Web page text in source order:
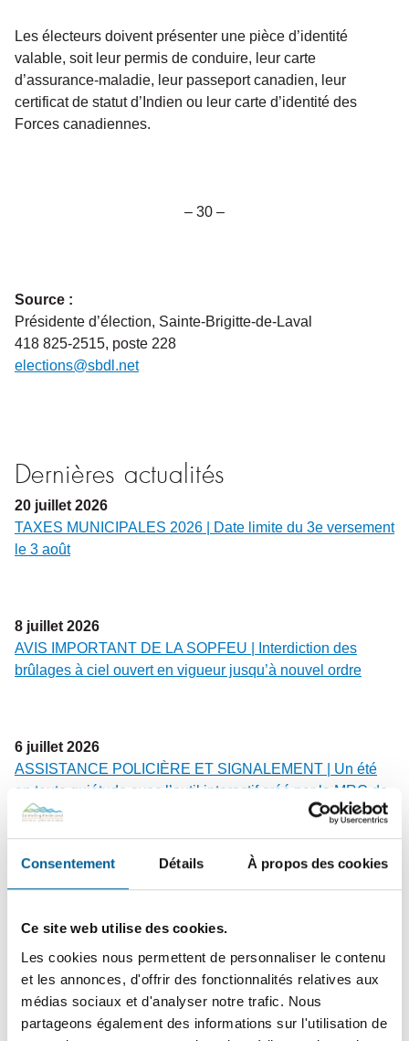
Consentement Détails À propos des cookies
Ce site web utilise des cookies.
Les cookies nous permettent de personnaliser le contenu
et les annonces, d'offrir des fonctionnalités relatives aux
médias sociaux et d'analyser notre trafic. Nous
partageons également des informations sur l'utilisation de
Les électeurs doivent présenter une pièce d’identité
valable, soit leur permis de conduire, leur carte
d’assurance-maladie, leur passeport canadien, leur
certificat de statut d’Indien ou leur carte d’identité des
Forces canadiennes.
– 30 –
Source :
Présidente d’élection, Sainte-Brigitte-de-Laval
418 825-2515, poste 228
elections@sbdl.net
Dernières actualités
20 juillet 2026
TAXES MUNICIPALES 2026 | Date limite du 3e versement
le 3 août
8 juillet 2026
AVIS IMPORTANT DE LA SOPFEU | Interdiction des
brûlages à ciel ouvert en vigueur jusqu’à nouvel ordre
6 juillet 2026
ASSISTANCE POLICIÈRE ET SIGNALEMENT | Un été
en toute quiétude avec l’outil interactif créé par la MRC de
La Jacques-Cartier et la Sûreté du Québec
22 juin 2026
TOUT NOUVEAU CHAPITRE DE SON HISTOIRE | Une
soirée d’inauguration festive a marqué la réouverture de
l’église patrimoniale, un lieu redonné aux citoyens et aux
organismes locaux.